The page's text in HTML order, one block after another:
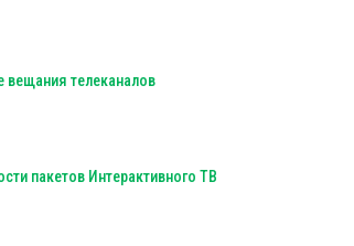
вещания телеканалов
пакетов Интерактивного ТВ